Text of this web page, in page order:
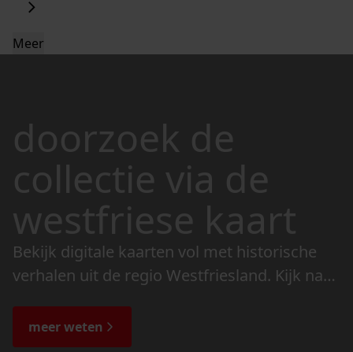
Meer
doorzoek de
collectie via de
westfriese kaart
Bekijk digitale kaarten vol met historische
verhalen uit de regio Westfriesland. Kijk naar
de bijzondere verhalen.
meer weten